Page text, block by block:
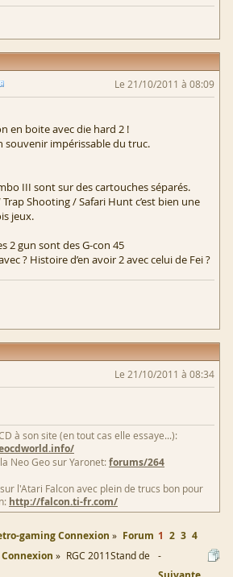
Le 21/10/2011 à 08:09
en boite avec die hard 2 !
souvenir impérissable du truc.
III sont sur des cartouches séparés.
Shooting / Safari Hunt c’est bien une
jeux.
2 gun sont des G-con 45
? Histoire d’en avoir 2 avec celui de Fei ?
Le 21/10/2011 à 08:34
à son site (en tout cas elle essaye...):
Neo Geo sur Yaronet:forums/264
l'Atari Falcon avec plein de trucs bon pour
http://falcon.ti-fr.com/
gaming Connexion
Forum
RGC 2011Stand de
1 2 3 4